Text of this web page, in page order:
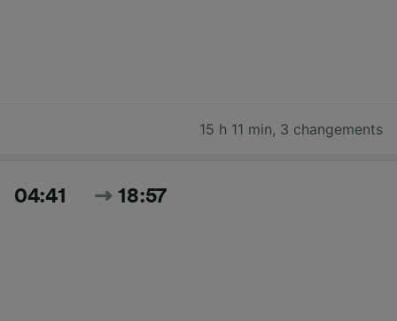
15 h 11 min, 3 changements
04:41 18:57